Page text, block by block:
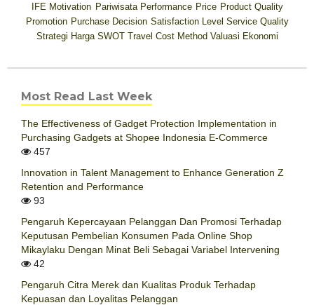
IFE Motivation Pariwisata Performance Price Product Quality
Promotion Purchase Decision Satisfaction Level Service Quality
Strategi Harga SWOT Travel Cost Method Valuasi Ekonomi
Most Read Last Week
The Effectiveness of Gadget Protection Implementation in
Purchasing Gadgets at Shopee Indonesia E-Commerce
457
Innovation in Talent Management to Enhance Generation Z
Retention and Performance
93
Pengaruh Kepercayaan Pelanggan Dan Promosi Terhadap
Keputusan Pembelian Konsumen Pada Online Shop
Mikaylaku Dengan Minat Beli Sebagai Variabel Intervening
42
Pengaruh Citra Merek dan Kualitas Produk Terhadap
Kepuasan dan Loyalitas Pelanggan